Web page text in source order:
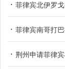
菲律宾北伊罗
菲律宾南哥打
荆州申请菲律